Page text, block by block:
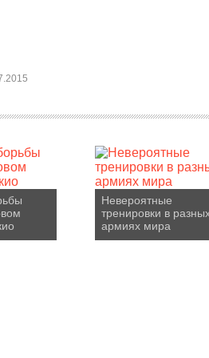
Невероятные
тренировки в
армиях мира